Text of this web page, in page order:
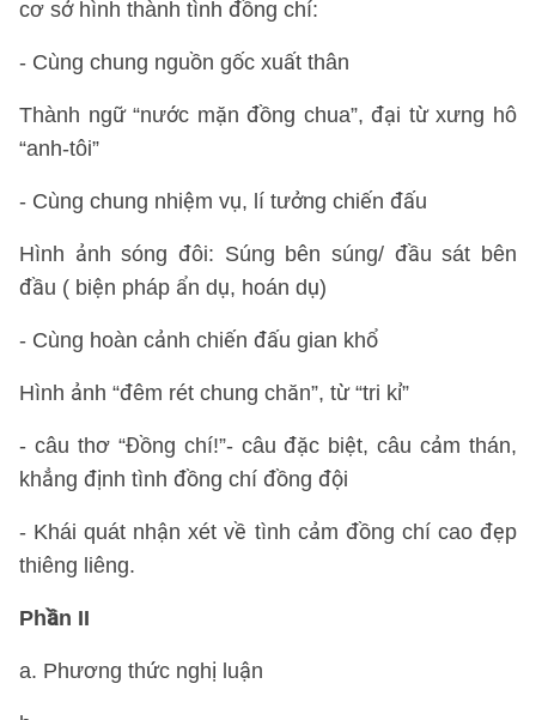
cơ sở hình thành tình đồng chí:
- Cùng chung nguồn gốc xuất thân
Thành ngữ “nước mặn đồng chua”, đại từ xưng hô
“anh-tôi”
- Cùng chung nhiệm vụ, lí tưởng chiến đấu
Hình ảnh sóng đôi: Súng bên súng/ đầu sát bên
đầu ( biện pháp ẩn dụ, hoán dụ)
- Cùng hoàn cảnh chiến đấu gian khổ
Hình ảnh “đêm rét chung chăn”, từ “tri kỉ”
- câu thơ “Đồng chí!”- câu đặc biệt, câu cảm thán,
khẳng định tình đồng chí đồng đội
- Khái quát nhận xét về tình cảm đồng chí cao đẹp
thiêng liêng.
Phần II
a. Phương thức nghị luận